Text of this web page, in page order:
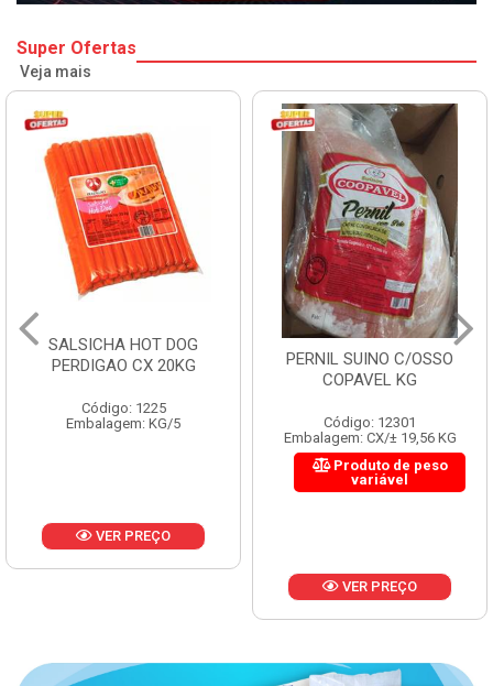
Super Ofertas
Veja mais
SALSICHA HOT DOG
PERDIGAO CX 20KG
Código: 1225
Embalagem: KG/5
VER PREÇO
PERNIL SUINO C/OSSO
COPAVEL KG
Código: 12301
Embalagem: CX/± 19,56 KG
Produto de peso
variável
VER PREÇO